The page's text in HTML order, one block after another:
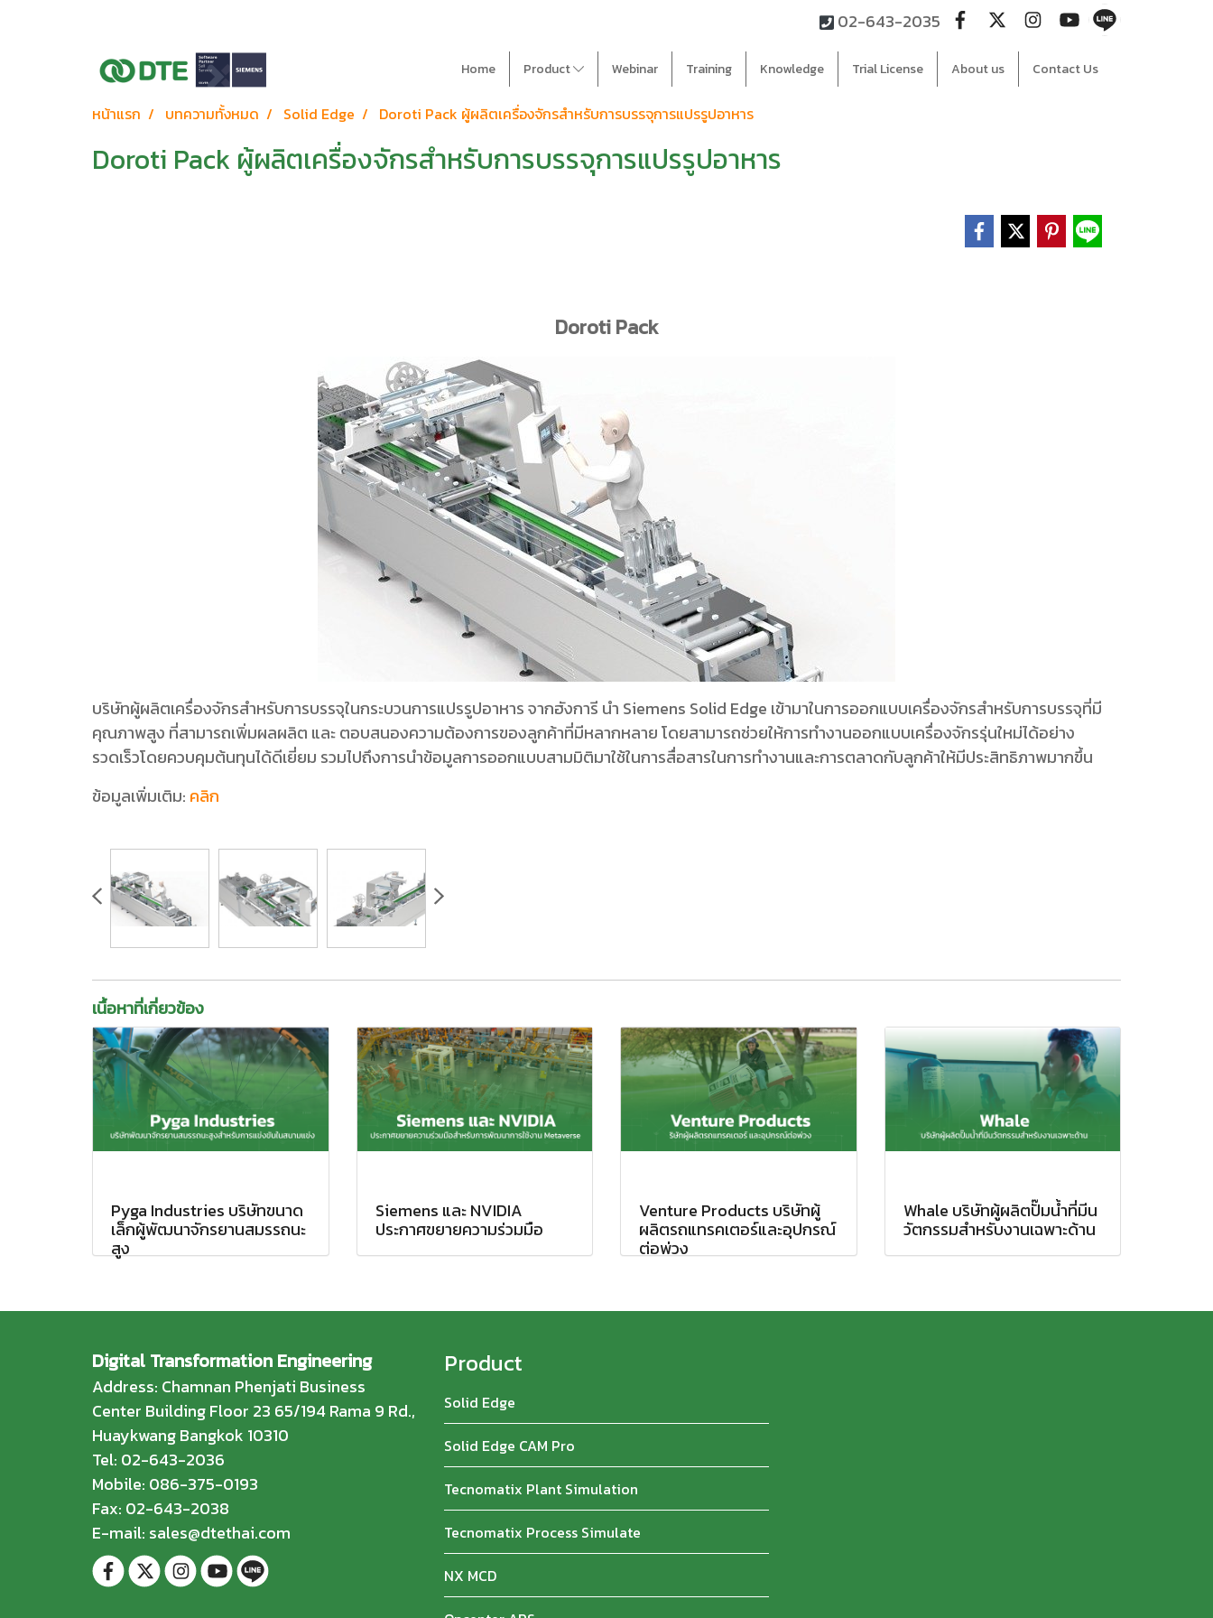
02-643-2035
Home Product Webinar Training Knowledge Trial License About us Contact Us
หน้าแรก บทความทั้งหมด Solid Edge Doroti Pack ผู้ผลิตเครื่องจักรสำหรับการบรรจุการแปรรูปอาหาร
Doroti Pack ผู้ผลิตเครื่องจักรสำหรับการบรรจุการแปรรูปอาหาร
Doroti Pack
บริษัทผู้ผลิตเครื่องจักรสำหรับการบรรจุในกระบวนการแปรรูปอาหาร จากฮังการี นำ Siemens Solid Edge เข้ามาในการออกแบบเครื่องจักรสำหรับการบรรจุที่มี
คุณภาพสูง ที่สามารถเพิ่มผลผลิต และ ตอบสนองความต้องการของลูกค้าที่มีหลากหลาย โดยสามารถช่วยให้การทำงานออกแบบเครื่องจักรรุ่นใหม่ได้อย่าง
รวดเร็วโดยควบคุมต้นทุนได้ดีเยี่ยม รวมไปถึงการนำข้อมูลการออกแบบสามมิติมาใช้ในการสื่อสารในการทำงานและการตลาดกับลูกค้าให้มีประสิทธิภาพมากขึ้น
ข้อมูลเพิ่มเติม: คลิก
เนื้อหาที่เกี่ยวข้อง
Pyga Industries บริษัทขนาด
เล็กผู้พัฒนาจักรยานสมรรถนะ
สูง
Siemens และ NVIDIA
ประกาศขยายความร่วมมือ
Venture Products บริษัทผู้
ผลิตรถแทรคเตอร์และอุปกรณ์
ต่อพ่วง
Whale บริษัทผู้ผลิตปั๊มน้ำที่มีน
วัตกรรมสำหรับงานเฉพาะด้าน
Digital Transformation Engineering
Address: Chamnan Phenjati Business
Center Building Floor 23 65/194 Rama 9 Rd.,
Huaykwang Bangkok 10310
Tel: 02-643-2036
Mobile: 086-375-0193
Fax: 02-643-2038
E-mail: sales@dtethai.com
Product
Solid Edge
Solid Edge CAM Pro
Tecnomatix Plant Simulation
Tecnomatix Process Simulate
NX MCD